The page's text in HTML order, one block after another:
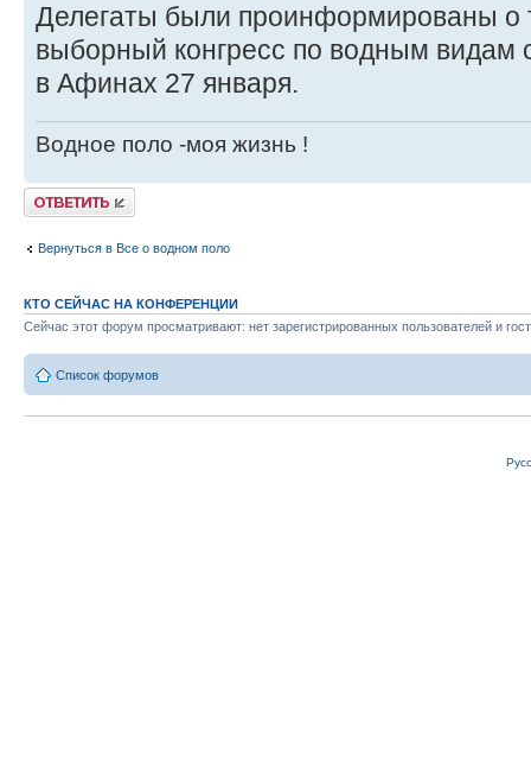
Делегаты были проинформированы о
выборный конгресс по водным видам
в Афинах 27 января.
Водное поло -моя жизнь !
Ответить
Вернуться в Все о водном поло
КТО СЕЙЧАС НА КОНФЕРЕНЦИИ
Сейчас этот форум просматривают: нет зарегистрированных пользователей и
Список форумов